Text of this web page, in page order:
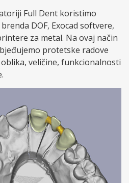
Full Dent koristimo
DOF, Exocad softvere,
za metal. Na ovaj način
protetske radove
veličine, funkcionalnosti